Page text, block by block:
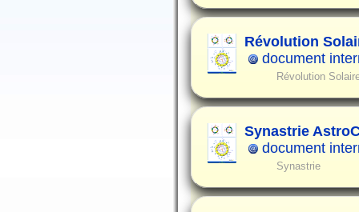
Révolution
document
Révolution
Synastrie
document
Synastrie